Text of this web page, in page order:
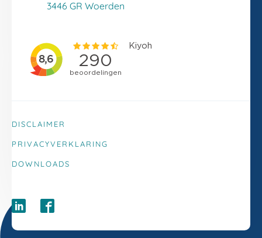
3446 GR Woerden
DISCLAIMER
PRIVACYVERKLARING
DOWNLOADS